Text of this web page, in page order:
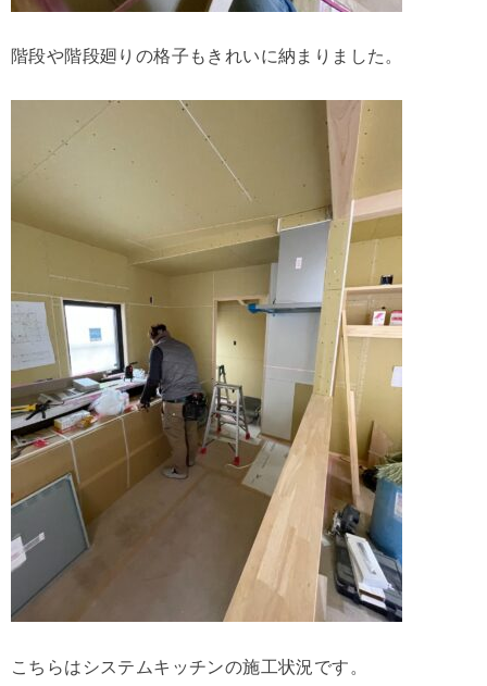
階段や階段廻りの格子もきれいに納まりました。
こちらはシステムキッチンの施工状況です。